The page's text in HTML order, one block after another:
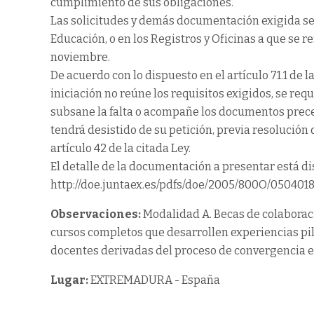
Las solicitudes y demás documentación exigida
Educación, o en los Registros y Oficinas a que se
noviembre.
De acuerdo con lo dispuesto en el artículo 71.1 de
iniciación no reúne los requisitos exigidos, se
subsane la falta o acompañe los documentos
tendrá desistido de su petición, previa resolución
artículo 42 de la citada Ley.
El detalle de la documentación a presentar está
http://doe.juntaex.es/pdfs/doe/2005/800O/
Observaciones:Modalidad A. Becas de
cursos completos que desarrollen experiencias
docentes derivadas del proceso de convergencia
Lugar:EXTREMADURA - España